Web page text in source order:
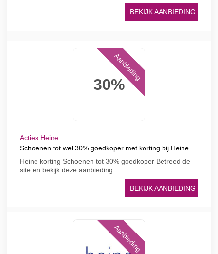
BEKIJK AANBIEDING
30%
Aanbieding
Acties Heine
Schoenen tot wel 30% goedkoper met korting bij Heine
Heine korting Schoenen tot 30% goedkoper Betreed de
site en bekijk deze aanbieding
BEKIJK AANBIEDING
Aanbieding